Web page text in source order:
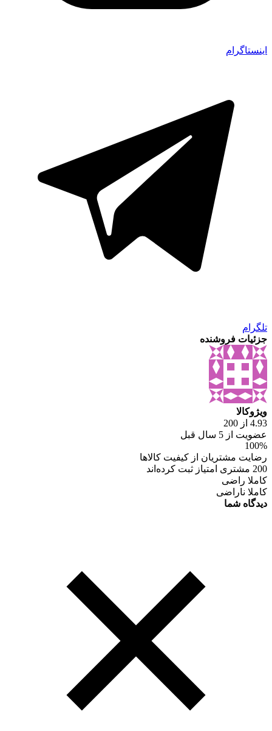
اینستاگرام
تلگرام
جزئیات فروشنده
ویژوکالا
4.93 از 200
عضویت از 5 سال قبل
100%
رضایت مشتریان از کیفیت کالاها
200 مشتری امتیاز ثبت کرده‌اند
کاملا راضی
کاملا ناراضی
دیدگاه شما